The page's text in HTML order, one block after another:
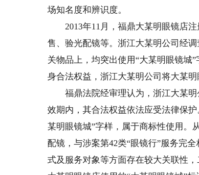
场知名度和辨识度。
2013年11月，福鼎大某明眼镜店注
售、验光配镜等。浙江大某明公司经
关物品上，均突出使用“大某明眼镜城
身合法权益，浙江大某明公司将大某明
福鼎法院经审理认为，浙江大某明
效期内，其合法权益依法应受法律保
某明眼镜城”字样，属于商标性使用。
配镜，与涉案第42类“眼镜行”服务完
式及服务对象等方面存在较大关联性